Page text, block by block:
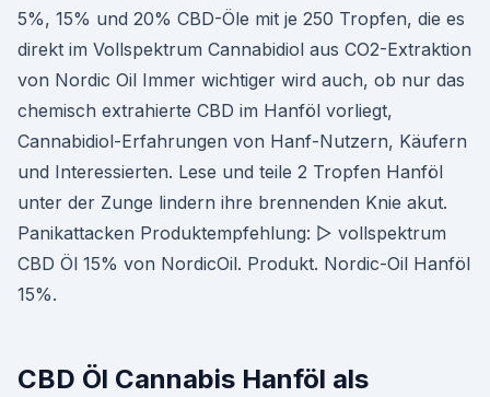
5%, 15% und 20% CBD-Öle mit je 250 Tropfen, die es
direkt im Vollspektrum Cannabidiol aus CO2-Extraktion
von Nordic Oil Immer wichtiger wird auch, ob nur das
chemisch extrahierte CBD im Hanföl vorliegt,
Cannabidiol-Erfahrungen von Hanf-Nutzern, Käufern
und Interessierten. Lese und teile 2 Tropfen Hanföl
unter der Zunge lindern ihre brennenden Knie akut.
Panikattacken Produktempfehlung: ▷ vollspektrum
CBD Öl 15% von NordicOil. Produkt. Nordic-Oil Hanföl
15%.
CBD Öl Cannabis Hanföl als